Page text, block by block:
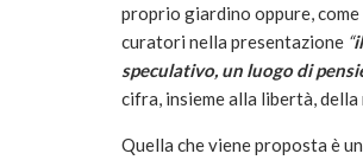
proprio giardino oppure, come
curatori nella presentazione “
speculativo, un luogo di
cifra, insieme alla libertà,
Quella che viene proposta è